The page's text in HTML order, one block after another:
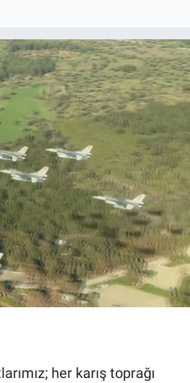
her karış toprağı